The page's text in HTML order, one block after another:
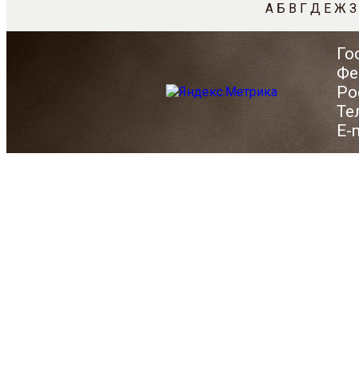
А Б В Г Д Е Ж З
E-